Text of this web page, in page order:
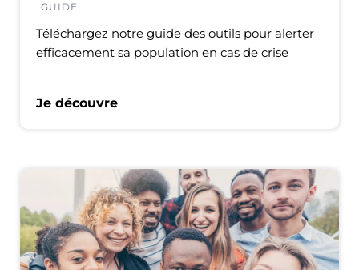
GUIDE
Téléchargez notre guide des outils pour alerter
efficacement sa population en cas de crise
Je découvre